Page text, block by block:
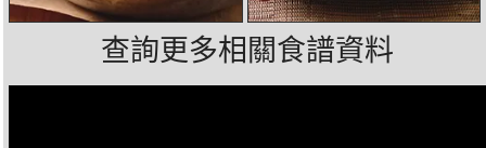
查詢更多相關食譜資料